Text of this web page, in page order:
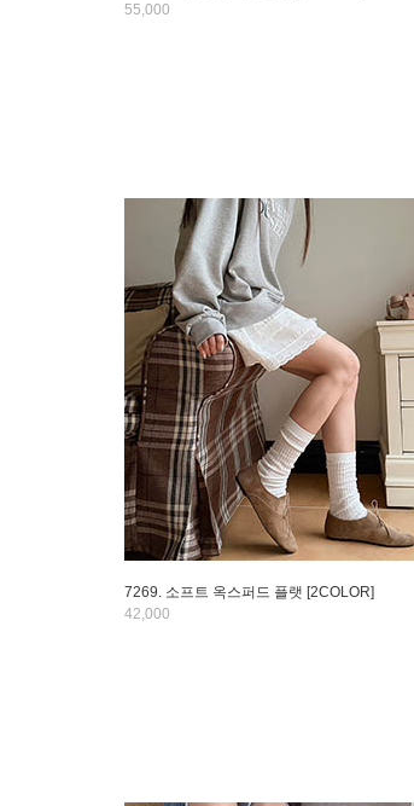
55,000
7269. 소프트 옥스퍼드 플랫 [2COLOR]
42,000